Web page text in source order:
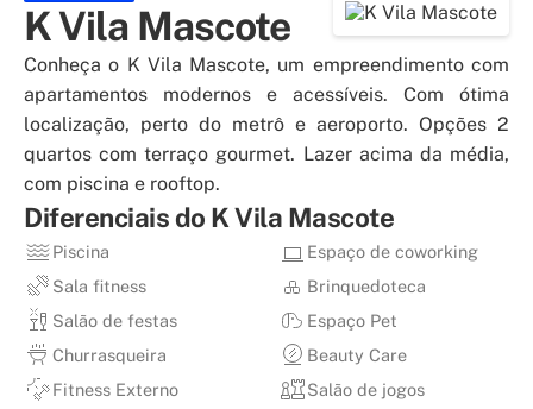
K Vila Mascote
Conheça o K Vila Mascote, um empreendimento com
apartamentos modernos e acessíveis. Com ótima
localização, perto do metrô e aeroporto. Opções 2
quartos com terraço gourmet. Lazer acima da média,
com piscina e rooftop.
Diferenciais do K Vila Mascote
Piscina
Espaço de coworking
Sala fitness
Brinquedoteca
Salão de festas
Espaço Pet
Churrasqueira
Beauty Care
Fitness Externo
Salão de jogos